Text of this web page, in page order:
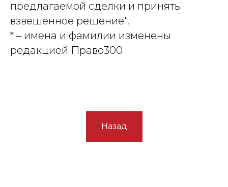
предлагаемой сделки и принять
взвешенное решение".
* – имена и фамилии изменены
редакцией Право300
Назад